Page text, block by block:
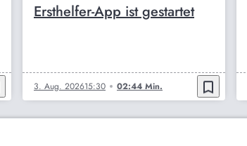
Ersthelfer-App ist gestartet
3. Aug. 202615:30 02:44 Min. bookmark_border